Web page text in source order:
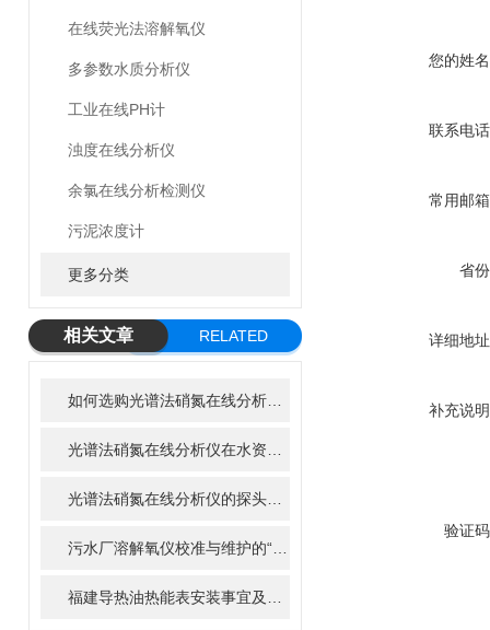
在线荧光法溶解氧仪
多参数水质分析仪
工业在线PH计
浊度在线分析仪
余氯在线分析检测仪
污泥浓度计
更多分类
相关文章
RELATED
您的姓
联系电
常用邮
省
详细地
补充说
验证